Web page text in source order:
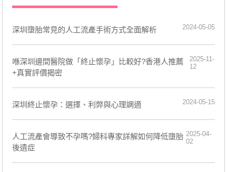
​深圳墮胎常見的人工流產手術方式全面解析 2024-05-05
喺深圳邊間醫院做「終止懷孕」比較好?香港人推薦
+真實評價揭密
2025-11-
12
深圳終止懷孕：選擇、利弊與心理調適 2024-05-15
人工流產會導致不孕嗎?婦科專家詳解如何降低墮胎
後遺症
2025-04-
02